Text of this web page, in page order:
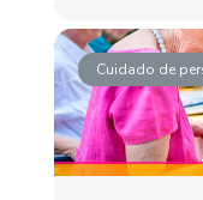
Cuidado de